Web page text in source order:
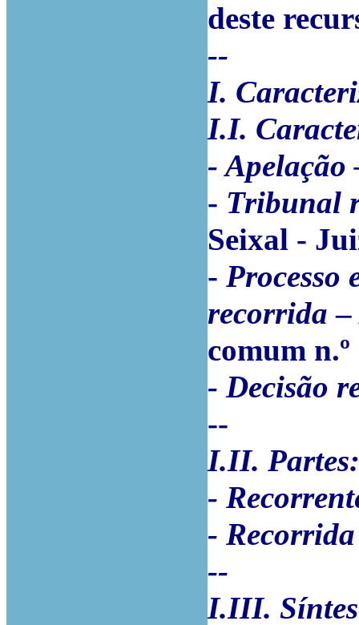
deste
--
I.
I.I.
-
- Tribunal
Seixal -
- Processo
recorrida –
comum
- Decisão
--
I.II. Partes:
-
-
--
I.III.